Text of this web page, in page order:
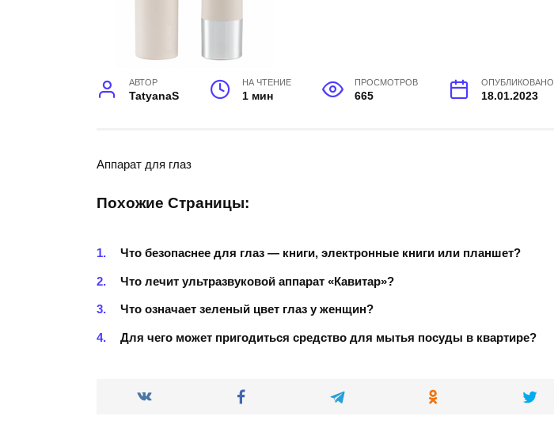
АВТОР
TatyanaS
НА ЧТЕНИЕ
1 мин
ПРОСМОТРОВ
665
ОПУБЛИКОВАНО
18.01.2023
Аппарат для глаз
Похожие Страницы:
Что безопаснее для глаз — книги, электронные книги или планшет?
Что лечит ультразвуковой аппарат «Кавитар»?
Что означает зеленый цвет глаз у женщин?
Для чего может пригодиться средство для мытья посуды в квартире?